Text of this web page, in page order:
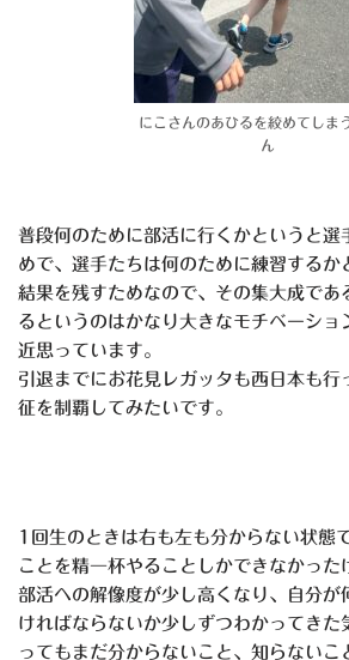
にこさんのあひるを絞めてしま
ん
普段何のために部活に行くかというと選
めで、選手たちは何のために練習するか
結果を残すためなので、その集大成であ
るというのはかなり大きなモチベーショ
近思っています。
引退までにお花見レガッタも西日本も行
征を制覇してみたいです。
1回生のときは右も左も分からない状態
ことを精一杯やることしかできなかっ
部活への解像度が少し高くなり、自分が
ければならないか少しずつわかってきた
ってもまだ分からないこと、知らないこ